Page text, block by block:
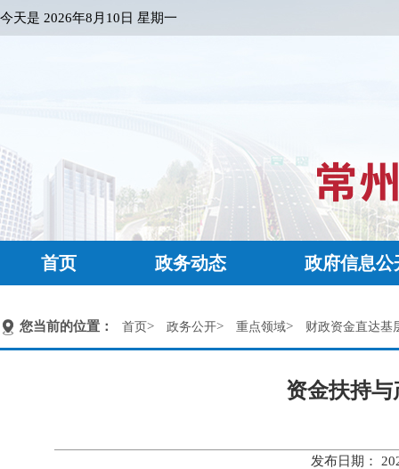
今天是 2026年8月10日 星期一
首页 政务动态 政府信息公
您当前的位置： 首页> 政务公开> 重点领域> 财政资金直达基
资金扶持
发布日期：